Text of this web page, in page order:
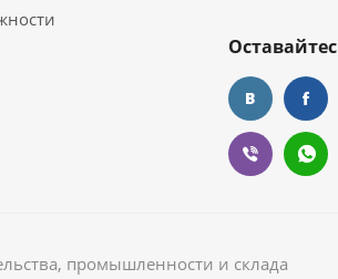
промышленности и склада